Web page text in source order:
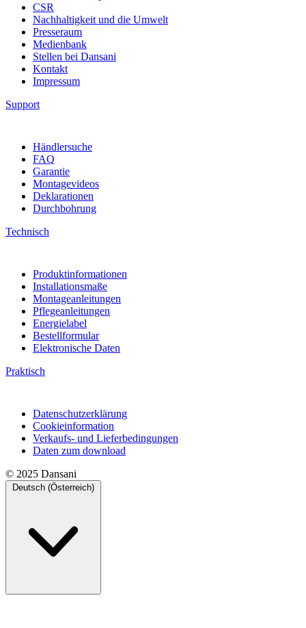
CSR
Nachhaltigkeit und die Umwelt
Presseraum
Medienbank
Stellen bei Dansani
Kontakt
Impressum
Support
Händlersuche
FAQ
Garantie
Montagevideos
Deklarationen
Durchbohrung
Technisch
Produktinformationen
Installationsmaße
Montageanleitungen
Pflegeanleitungen
Energielabel
Bestellformular
Elektronische Daten
Praktisch
Datenschutzerklärung
Cookieinformation
Verkaufs- und Lieferbedingungen
Daten zum download
© 2025 Dansani
Deutsch (Österreich)